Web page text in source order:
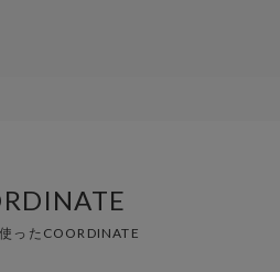
ったCOORDINATE